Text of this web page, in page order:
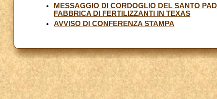
MESSAGGIO DI CORDOGLIO DEL SANTO
FABBRICA DI FERTILIZZANTI IN TEXAS
AVVISO DI CONFERENZA STAMPA